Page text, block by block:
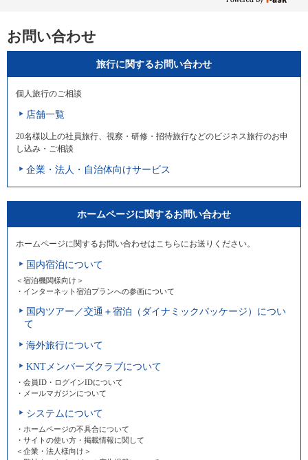
お問い合わせ
旅行に関するお問い合わせ
個人旅行のご相談
店舗一覧
20名様以上の社員旅行、視察・研修・招待旅行などのビジネス旅行のお申
し込み・ご相談
企業・法人・自治体向けサービス
ホームページに関するお問い合わせ
ホームページに関するお問い合わせはこちらにお送りください。
国内宿泊について
＜宿泊機関様向け＞
・インターネット宿泊プランへの参画について
国内ツアー／交通＋宿泊（ダイナミックパッケージ）につい
て
海外旅行について
KNTメンバーズクラブについて
・会員ID・ログインIDについて
・メールマガジンについて
システムについて
・ホームページの不具合について
・サイトの使い方・掲載情報に関して
＜企業・法人様向け＞